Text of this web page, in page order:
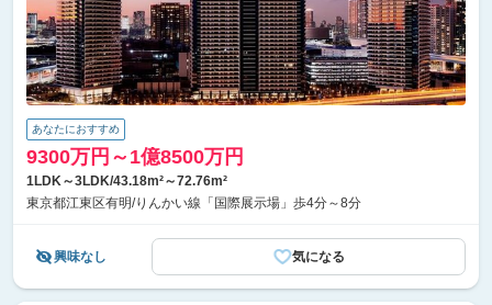
あなたにおすすめ
9300万円～1億8500万円
1LDK～3LDK/43.18m²～72.76m²
東京都江東区有明/りんかい線「国際展示場」歩4分～8分
興味なし 気になる